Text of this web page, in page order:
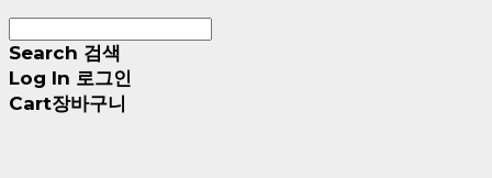
Search 검색
Log In 로그인
Cart장바구니